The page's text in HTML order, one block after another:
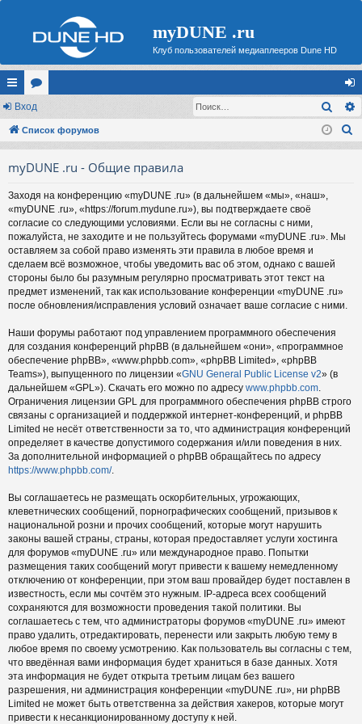
myDUNE .ru
Клуб пользователей медиаплееров Dune HD
с
ы
ор
ум
хо
д
Вход
Список форумов
myDUNE .ru - Общие правила
Заходя на конференцию «myDUNE .ru» (в дальнейшем «мы», «наш»,
«myDUNE .ru», «https://forum.mydune.ru»), вы подтверждаете своё
согласие со следующими условиями. Если вы не согласны с ними,
пожалуйста, не заходите и не пользуйтесь форумами «myDUNE .ru». Мы
оставляем за собой право изменять эти правила в любое время и
сделаем всё возможное, чтобы уведомить вас об этом, однако с вашей
стороны было бы разумным регулярно просматривать этот текст на
предмет изменений, так как использование конференции «myDUNE .ru»
после обновления/исправления условий означает ваше согласие с ними.
Наши форумы работают под управлением программного обеспечения
для создания конференций phpBB (в дальнейшем «они», «программное
обеспечение phpBB», «www.phpbb.com», «phpBB Limited», «phpBB
Teams»), выпущенного по лицензии «GNU General Public License v2» (в
дальнейшем «GPL»). Скачать его можно по адресу www.phpbb.com.
Ограничения лицензии GPL для программного обеспечения phpBB строго
связаны с организацией и поддержкой интернет-конференций, и phpBB
Limited не несёт ответственности за то, что администрация конференций
определяет в качестве допустимого содержания и/или поведения в них.
За дополнительной информацией о phpBB обращайтесь по адресу
https://www.phpbb.com/.
Вы соглашаетесь не размещать оскорбительных, угрожающих,
клеветнических сообщений, порнографических сообщений, призывов к
национальной розни и прочих сообщений, которые могут нарушить
законы вашей страны, страны, которая предоставляет услуги хостинга
для форумов «myDUNE .ru» или международное право. Попытки
размещения таких сообщений могут привести к вашему немедленному
отключению от конференции, при этом ваш провайдер будет поставлен в
известность, если мы сочтём это нужным. IP-адреса всех сообщений
сохраняются для возможности проведения такой политики. Вы
соглашаетесь с тем, что администраторы форумов «myDUNE .ru» имеют
право удалить, отредактировать, перенести или закрыть любую тему в
любое время по своему усмотрению. Как пользователь вы согласны с тем,
что введённая вами информация будет храниться в базе данных. Хотя
эта информация не будет открыта третьим лицам без вашего
разрешения, ни администрация конференции «myDUNE .ru», ни phpBB
Limited не может быть ответственна за действия хакеров, которые могут
привести к несанкционированному доступу к ней.